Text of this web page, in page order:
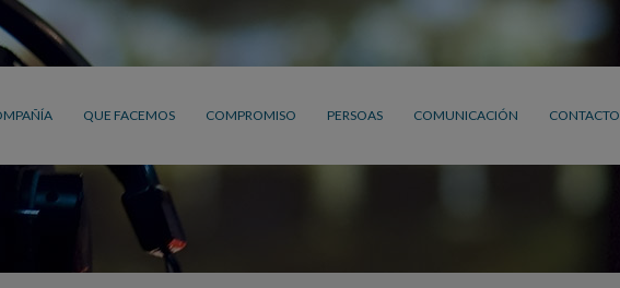
QUE FACEMOS COMPROMISO PERSOAS COMUNICACIÓN CONTACTO